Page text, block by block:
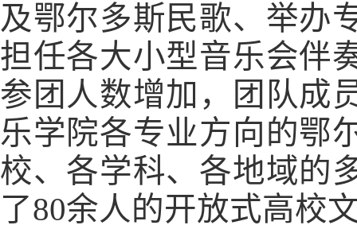
及鄂尔多斯民歌、举办
担任各大小型音乐会伴
参团人数增加，团队成
乐学院各专业方向的鄂
校、各学科、各地域的
了80余人的开放式高校